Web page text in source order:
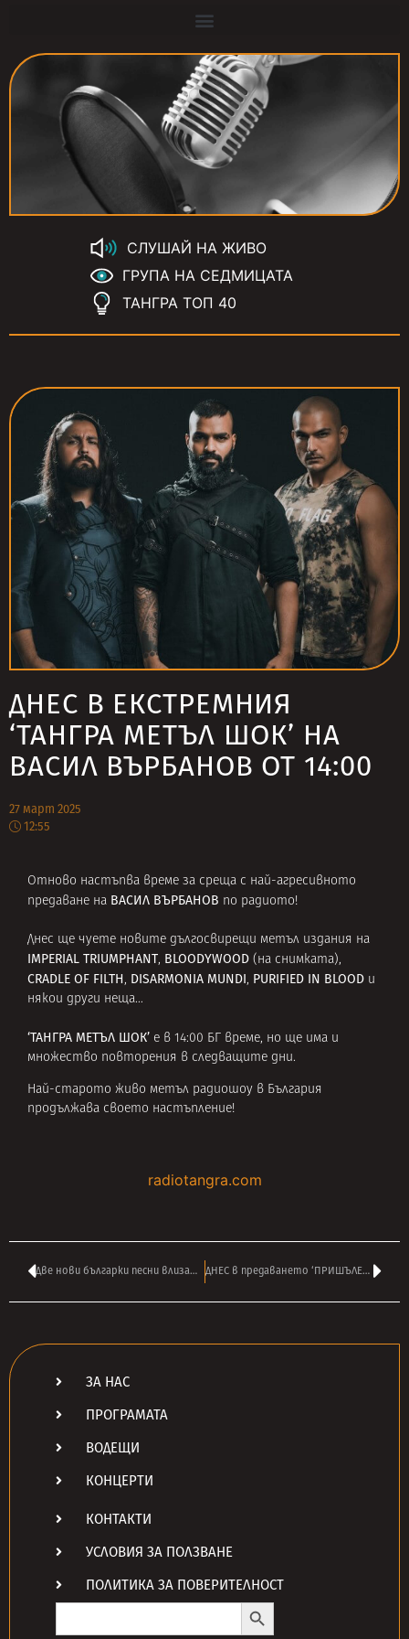
СЛУШАЙ НА ЖИВО
ГРУПА НА СЕДМИЦАТА
ТАНГРА ТОП 40
ДНЕС В ЕКСТРЕМНИЯ
‘ТАНГРА МЕТЪЛ ШОК’ НА
ВАСИЛ ВЪРБАНОВ ОТ 14:00
27 март 2025
12:55
Отново настъпва време за среща с най-агресивното
предаване на ВАСИЛ ВЪРБАНОВ по радиото!
Днес ще чуете новите дългосвирещи метъл издания на
IMPERIAL TRIUMPHANT, BLOODYWOOD (на снимката),
CRADLE OF FILTH, DISARMONIA MUNDI, PURIFIED IN BLOOD и
някои други неща…
‘ТАНГРА МЕТЪЛ ШОК’ е в 14:00 БГ време, но ще има и
множество повторения в следващите дни.
Най-старото живо метъл радиошоу в България
продължава своето настъпление!
radiotangra.com
Две нови българки песни влизат във вашата РОК класация – гласувайте ТУК ДНЕС в предаването ‘ПРИШЪЛЕЦЪТ 2112’ на ВАСКО РАЙКОВ в 16:00
ЗА НАС
ПРОГРАМАТА
ВОДЕЩИ
КОНЦЕРТИ
КОНТАКТИ
УСЛОВИЯ ЗА ПОЛЗВАНЕ
ПОЛИТИКА ЗА ПОВЕРИТЕЛНОСТ
Search
Search Button